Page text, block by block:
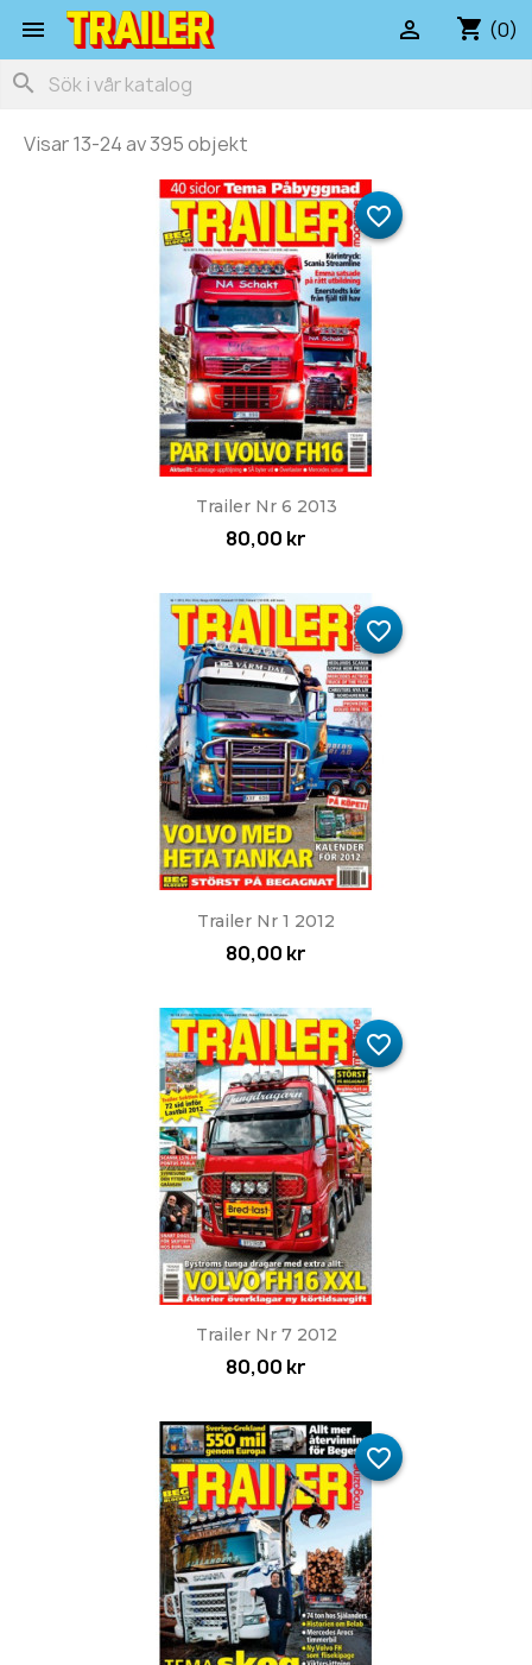
 shopping_cart (0)

search
Visar 13-24 av 395 objekt
Trailer Nr 6 2013
80,00 kr
favorite_border
Trailer Nr 1 2012
80,00 kr
favorite_border
Trailer Nr 7 2012
80,00 kr
favorite_border
favorite_border